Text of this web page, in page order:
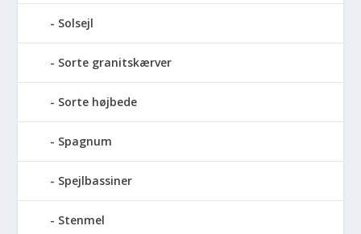
Solsejl
Sorte granitskærver
Sorte højbede
Spagnum
Spejlbassiner
Stenmel